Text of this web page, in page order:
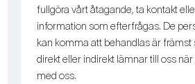
fullgöra vårt åtagande, ta kontakt
information som efterfrågas. De
kan komma att behandlas är främst
direkt eller indirekt lämnar till oss
med oss.